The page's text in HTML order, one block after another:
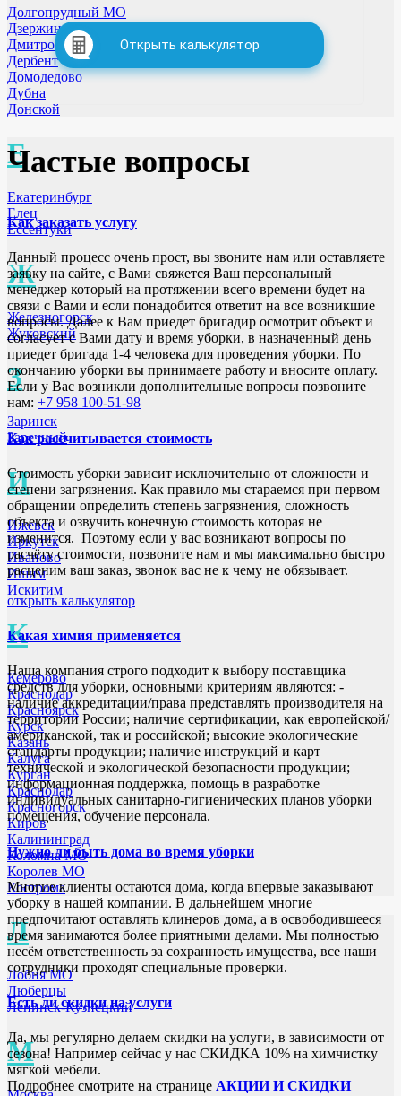
Долгопрудный МО
Дзержинск
Дмитровоград
Дербент
Домодедово
Дубна
Донской
Е
Екатеринбург
Елец
Ессентуки
Ж
Железногорск
Жуковский
З
Заринск
Заречный
И
Ижевск
Иркутск
Иваново
Ишим
Искитим
К
Кемерово
Краснодар
Красноярск
Курск
Казань
Калуга
Курган
Краснодар
Красногорск
Киров
Калининград
Коломна МО
Королев МО
Кострома
Л
Лобня МО
Люберцы
Ленинск-Кузнецкий
М
Открыть калькулятор
Частые вопросы
Как заказать услугу
Данный процесс очень прост, вы звоните нам или оставляете
заявку на сайте, с Вами свяжется Ваш персональный
менеджер который на протяжении всего времени будет на
связи с Вами и если понадобится ответит на все возникшие
вопросы. Далее к Вам приедет бригадир осмотрит объект и
согласует с Вами дату и время уборки, в назначенный день
приедет бригада 1-4 человека для проведения уборки. По
окончанию уборки вы принимаете работу и вносите оплату.
Если у Вас возникли дополнительные вопросы позвоните
нам: +7 958 100-51-98
Как рассчитывается стоимость
Стоимость уборки зависит исключительно от сложности и
степени загрязнения. Как правило мы стараемся при первом
обращении определить степень загрязнения, сложность
объекта и озвучить конечную стоимость которая не
изменится. Поэтому если у вас возникают вопросы по
расчёту стоимости, позвоните нам и мы максимально быстро
расценим ваш заказ, звонок вас не к чему не обязывает.
открыть калькулятор
Какая химия применяется
Наша компания строго подходит к выбору поставщика
средств для уборки, основными критериям являются: -
наличие аккредитации/права представлять производителя на
территории России; наличие сертификации, как европейской/
американской, так и российской; высокие экологические
стандарты продукции; наличие инструкций и карт
технической и экологической безопасности продукции;
информационная поддержка, помощь в разработке
индивидуальных санитарно-гигиенических планов уборки
помещения, обучение персонала.
Нужно ли быть дома во время уборки
Многие клиенты остаются дома, когда впервые заказывают
уборку в нашей компании. В дальнейшем многие
предпочитают оставлять клинеров дома, а в освободившееся
время занимаются более приятными делами. Мы полностью
несём ответственность за сохранность имущества, все наши
сотрудники проходят специальные проверки.
Есть ли скидки на услуги
Да, мы регулярно делаем скидки на услуги, в зависимости от
сезона! Например сейчас у нас СКИДКА 10% на химчистку
мягкой мебели.
Подробнее смотрите на странице АКЦИИ И СКИДКИ